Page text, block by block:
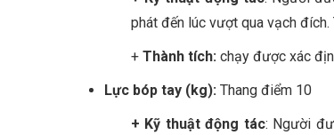
phát đến lúc vượt qua vạch đích.
+ Thành tích: chạy được xác
Lực bóp tay (kg): Thang điểm 10
+ Kỹ thuật động tác: Người